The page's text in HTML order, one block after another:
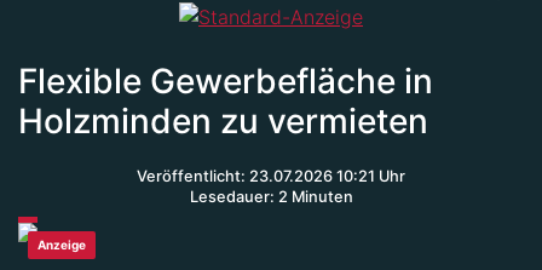
Flexible Gewerbefläche in
Holzminden zu vermieten
Veröffentlicht: 23.07.2026 10:21 Uhr
Lesedauer: 2 Minuten
Anzeige